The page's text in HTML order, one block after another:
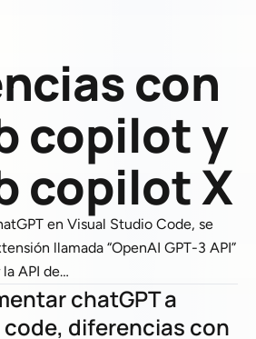
con
copilot y
copilot X
en Visual Studio Code, se
llamada “OpenAI GPT-3 API”
API de…
chatGPT a
diferencias con